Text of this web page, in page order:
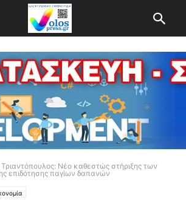
Νέο καθεστώς στήριξης των
επιδότησης παγίων δαπανών